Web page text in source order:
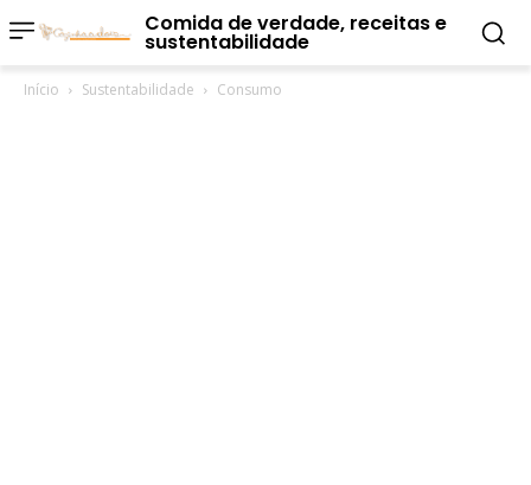
Comida de verdade, receitas e
sustentabilidade
Início Sustentabilidade Consumo